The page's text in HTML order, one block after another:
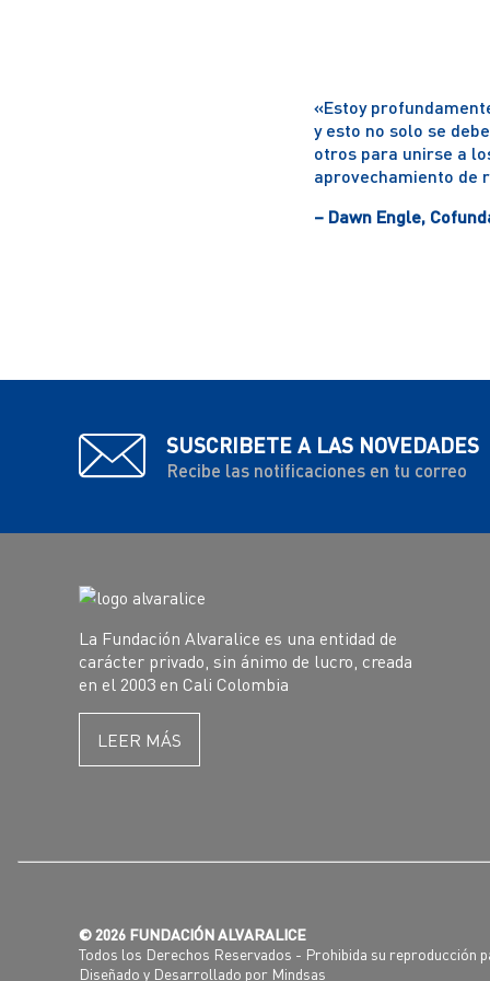
«Estoy
y esto no solo se
otros para unirse a
aprovechamiento de
– Dawn Engle,
SUSCRIBETE A LAS NOVEDADES
Recibe las notificaciones en tu correo
La Fundación Alvaralice es una entidad de
carácter privado, sin ánimo de lucro, creada
en el 2003 en Cali Colombia
LEER MÁS
© 2026 FUNDACIÓN ALVARALICE
Todos los Derechos Reservados - Prohibida su reproducción
Diseñado y Desarrollado por Mindsas